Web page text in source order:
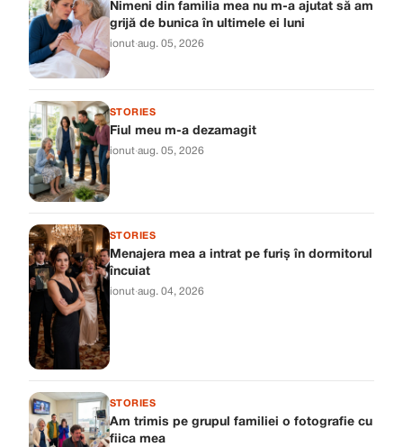
Nimeni din familia mea nu m-a ajutat să am
grijă de bunica în ultimele ei luni
ionut·aug. 05, 2026
STORIES
Fiul meu m-a dezamagit
ionut·aug. 05, 2026
STORIES
Menajera mea a intrat pe furiș în dormitorul
încuiat
ionut·aug. 04, 2026
STORIES
Am trimis pe grupul familiei o fotografie cu
fiica mea